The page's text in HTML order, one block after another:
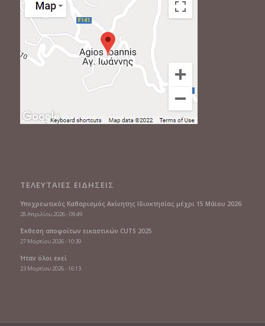
ΤΕΛΕΥΤΑΙΕΣ ΕΙΔΗΣΕΙΣ
Υποχρεωτικός Καθαρισμός Ακίνητης Ιδιοκτησίας μέχρι 15 Μάϊου 2026
28 Απριλίου 2026 - 09:49
Έκθεση αποφοίτων εικαστικών CUTS 2025
27 Μαρτίου 2026 - 10:39
Ήταν όλοι εκεί
23 Μαρτίου 2026 - 16:13